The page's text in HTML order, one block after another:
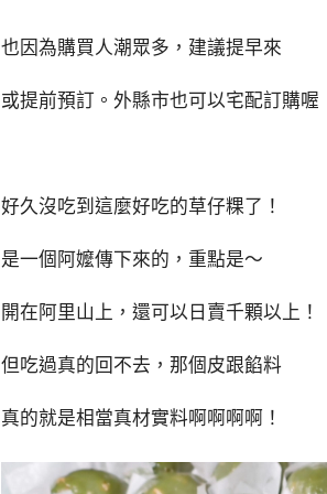
也因為購買人潮眾多，建議提早來
或提前預訂。外縣市也可以宅配訂購喔
好久沒吃到這麼好吃的草仔粿了！
是一個阿嬤傳下來的，重點是～
開在阿里山上，還可以日賣千顆以上！
但吃過真的回不去，那個皮跟餡料
真的就是相當真材實料啊啊啊啊！